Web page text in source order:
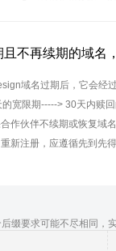
且不再续期的域名
域名过期后，它会经
宽限期-----> 30天内赎
作伙伴不续期或恢复域
新注册，应遵循先到先得
缀要求可能不尽相同，